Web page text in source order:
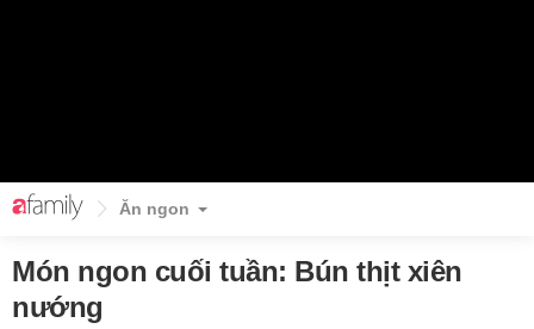
Ăn ngon
Món ngon cuối tuần: Bún thịt xiên
nướng